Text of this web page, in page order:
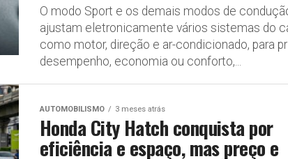
O modo Sport e os demais modos de
ajustam eletronicamente vários sistemas do
como motor, direção e ar-condicionado, para
desempenho, economia ou conforto,...
AUTOMOBILISMO 3 meses atrás
Honda City Hatch conquista por
eficiência e espaço, mas preço e